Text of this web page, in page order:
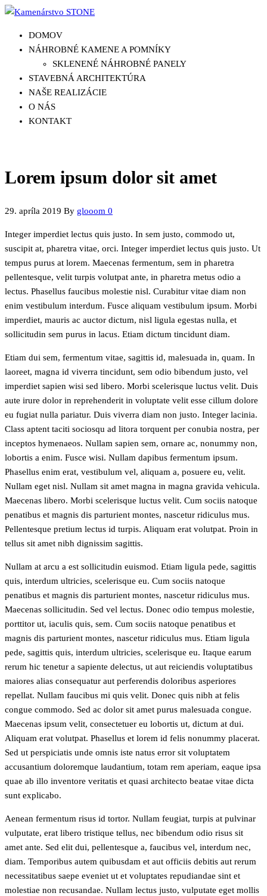
Skip
content
DOMOV
NÁHROBNÉ KAMENE A POMNÍKY
SKLENENÉ NÁHROBNÉ PANELY
STAVEBNÁ ARCHITEKTÚRA
NAŠE REALIZÁCIE
O NÁS
KONTAKT
Lorem ipsum dolor sit amet
29. apríla 2019 By glooom 0
Integer imperdiet lectus quis justo. In sem justo, commodo ut,
suscipit at, pharetra vitae, orci. Integer imperdiet lectus quis justo. Ut
tempus purus at lorem. Maecenas fermentum, sem in pharetra
pellentesque, velit turpis volutpat ante, in pharetra metus odio a
lectus. Phasellus faucibus molestie nisl. Curabitur vitae diam non
enim vestibulum interdum. Fusce aliquam vestibulum ipsum. Morbi
imperdiet, mauris ac auctor dictum, nisl ligula egestas nulla, et
sollicitudin sem purus in lacus. Etiam dictum tincidunt diam.
Etiam dui sem, fermentum vitae, sagittis id, malesuada in, quam. In
laoreet, magna id viverra tincidunt, sem odio bibendum justo, vel
imperdiet sapien wisi sed libero. Morbi scelerisque luctus velit. Duis
aute irure dolor in reprehenderit in voluptate velit esse cillum dolore
eu fugiat nulla pariatur. Duis viverra diam non justo. Integer lacinia.
Class aptent taciti sociosqu ad litora torquent per conubia nostra, per
inceptos hymenaeos. Nullam sapien sem, ornare ac, nonummy non,
lobortis a enim. Fusce wisi. Nullam dapibus fermentum ipsum.
Phasellus enim erat, vestibulum vel, aliquam a, posuere eu, velit.
Nullam eget nisl. Nullam sit amet magna in magna gravida vehicula.
Maecenas libero. Morbi scelerisque luctus velit. Cum sociis natoque
penatibus et magnis dis parturient montes, nascetur ridiculus mus.
Pellentesque pretium lectus id turpis. Aliquam erat volutpat. Proin in
tellus sit amet nibh dignissim sagittis.
Nullam at arcu a est sollicitudin euismod. Etiam ligula pede, sagittis
quis, interdum ultricies, scelerisque eu. Cum sociis natoque
penatibus et magnis dis parturient montes, nascetur ridiculus mus.
Maecenas sollicitudin. Sed vel lectus. Donec odio tempus molestie,
porttitor ut, iaculis quis, sem. Cum sociis natoque penatibus et
magnis dis parturient montes, nascetur ridiculus mus. Etiam ligula
pede, sagittis quis, interdum ultricies, scelerisque eu. Itaque earum
rerum hic tenetur a sapiente delectus, ut aut reiciendis voluptatibus
maiores alias consequatur aut perferendis doloribus asperiores
repellat. Nullam faucibus mi quis velit. Donec quis nibh at felis
congue commodo. Sed ac dolor sit amet purus malesuada congue.
Maecenas ipsum velit, consectetuer eu lobortis ut, dictum at dui.
Aliquam erat volutpat. Phasellus et lorem id felis nonummy placerat.
Sed ut perspiciatis unde omnis iste natus error sit voluptatem
accusantium doloremque laudantium, totam rem aperiam, eaque ipsa
quae ab illo inventore veritatis et quasi architecto beatae vitae dicta
sunt explicabo.
Aenean fermentum risus id tortor. Nullam feugiat, turpis at pulvinar
vulputate, erat libero tristique tellus, nec bibendum odio risus sit
amet ante. Sed elit dui, pellentesque a, faucibus vel, interdum nec,
diam. Temporibus autem quibusdam et aut officiis debitis aut rerum
necessitatibus saepe eveniet ut et voluptates repudiandae sint et
molestiae non recusandae. Nullam lectus justo, vulputate eget mollis